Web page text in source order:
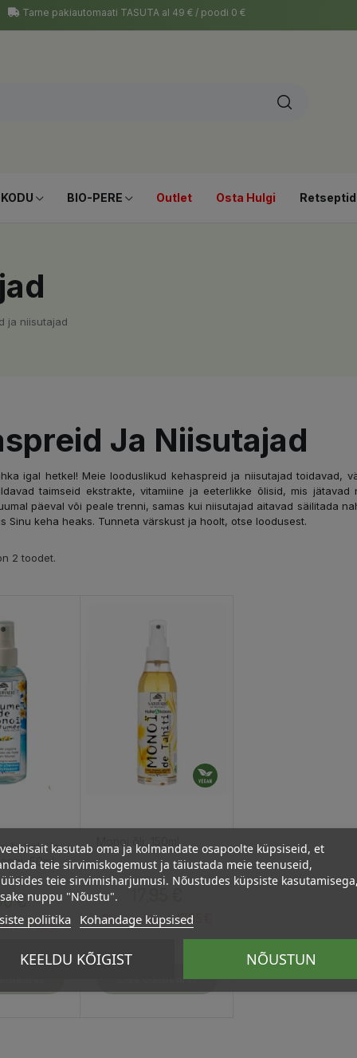
Tarne pakiautomaati TASUTA al 49 € / poodi 0 €
BIO-PERE Outlet Osta Hulgi Retseptid
ja niisutajad
Ja Niisutajad
igal hetkel! Meie looduslikud kehaspreid ja niisutajad toidavad,
taimseid ekstrakte, vitamiine ja eeterlikke õlisid, mis
päeval või peale trenni, samas kui niisutajad aitavad säilitada
Sinu keha heaks. Tunneta värskust ja hoolt, otse loodusest.
2 toodet.
kehale ja
50ml
Hind
€
:11.02 €
Monoi õli, 150ml
Hind
Püsikliendi hind :17.05 €
Lisa Ostukorvi
kasutab oma ja kolmandate osapoolte küpsiseid, et
teie sirvimiskogemust ja täiustada meie teenuseid,
teie sirvimisharjumusi. Nõustudes küpsiste
nuppu "Nõustu".
poliitika Kohandage küpsised
KEELDU KÕIGIST NÕUSTUN